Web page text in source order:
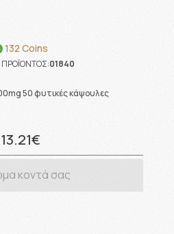
132 Coins
ΠΡΟΪΟΝΤΟΣ:01840
50 φυτικές κάψουλες
13.21€
κοντά σας